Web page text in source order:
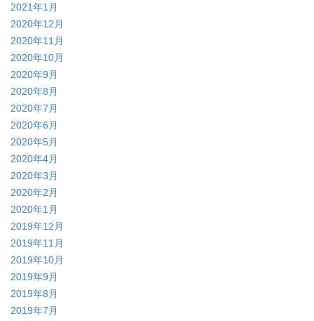
2021年1月
2020年12月
2020年11月
2020年10月
2020年9月
2020年8月
2020年7月
2020年6月
2020年5月
2020年4月
2020年3月
2020年2月
2020年1月
2019年12月
2019年11月
2019年10月
2019年9月
2019年8月
2019年7月